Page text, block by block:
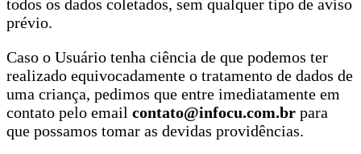
todos os dados coletados, sem qualquer tipo de aviso
prévio.
Caso o Usuário tenha ciência de que podemos ter
realizado equivocadamente o tratamento de dados de
uma criança, pedimos que entre imediatamente em
contato pelo email contato@infocu.com.br para
que possamos tomar as devidas providências.